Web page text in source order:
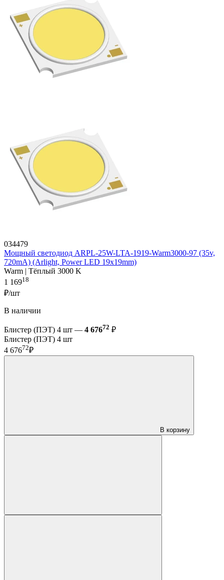
034479
Мощный светодиод ARPL-25W-LTA-1919-Warm3000-97 (35v,
720mA) (Arlight, Power LED 19х19mm)
Warm | Тёплый 3000 K
1 16918
₽/шт
В наличии
Блистер (ПЭТ) 4 шт — 4 67672 ₽
Блистер (ПЭТ) 4 шт
4 67672₽
В корзину